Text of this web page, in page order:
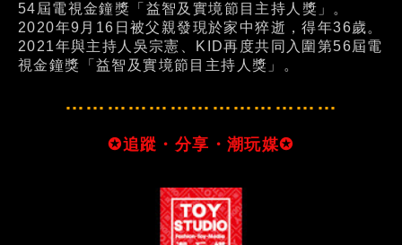
54屆電視金鐘獎「益智及實境節目主持人獎」。
2020年9月16日被父親發現於家中猝逝，得年36歲。
2021年與主持人吳宗憲、KID再度共同入圍第56屆電
視金鐘獎「益智及實境節目主持人獎」。
…………………………………
✪追蹤・分享・潮玩媒✪